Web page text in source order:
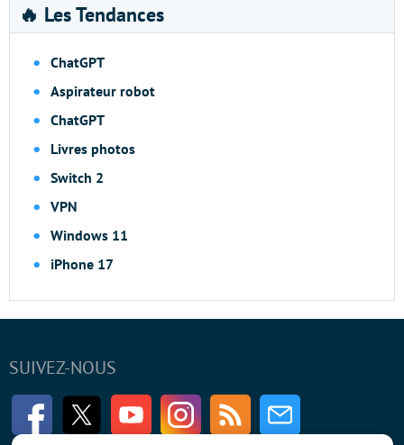
🔥 Les Tendances
ChatGPT
Aspirateur robot
ChatGPT
Livres photos
Switch 2
VPN
Windows 11
iPhone 17
SUIVEZ-NOUS
FacebookTwitter Youtube InstagramRSS Newsletter